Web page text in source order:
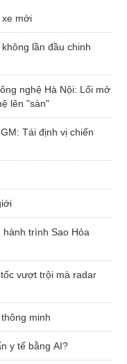
xe mới
lần đầu chinh
nghệ Hà Nội: Lối mở
lên "sàn"
Tái định vị chiến
trình Sao Hỏa
vượt trội mà radar
minh
y tế bằng AI?